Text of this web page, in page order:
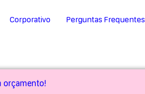
Corporativo Perguntas Frequentes
orçamento!